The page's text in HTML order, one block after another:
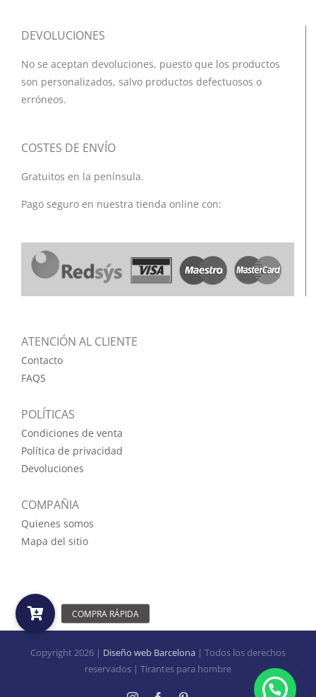
DEVOLUCIONES
No se aceptan devoluciones, puesto que los productos
son personalizados, salvo productos defectuosos o
erróneos.
COSTES DE ENVÍO
Gratuitos en la península.
Pago seguro en nuestra tienda online con:
ATENCIÓN AL CLIENTE
Contacto
FAQS
POLÍTICAS
Condiciones de venta
Política de privacidad
Devoluciones
COMPAÑIA
Quienes somos
Mapa del sitio
Copyright 2026 | Diseño web Barcelona | Todos los derechos
reservados | Tirantes para hombre